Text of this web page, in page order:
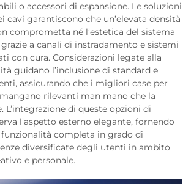
o accessori di espansione. Le soluzioni
cavi garantiscono che un’elevata densità
comprometta né l’estetica del sistema
grazie a canali di instradamento e sistemi
con cura. Considerazioni legate alla
guidano l’inclusione di standard e
assicurando che i migliori case per
rilevanti man mano che la
L’integrazione di queste opzioni di
l’aspetto esterno elegante, fornendo
completa in grado di
diversificate degli utenti in ambito
e personale.